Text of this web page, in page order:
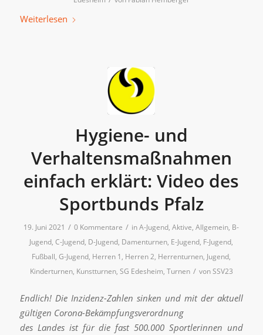
Weiterlesen
Hygiene- und
Verhaltensmaßnahmen
einfach erklärt: Video des
Sportbunds Pfalz
19. Juni 2021 / 0 Kommentare / inA-Jugend,Aktive,Allgemein, B-
Jugend,C-Jugend, D-Jugend, Damenturnen, E-Jugend, F-Jugend,
Fußball,G-Jugend, Herren 1 , Herren 2, Herrenturnen, Jugend,
Kinderturnen, Kunstturnen, SG Edesheim, Turnen / vonSSV23
Endlich! Die Inzidenz-Zahlen sinken und mit der aktuell
gültigen Corona-Bekämpfungsverordnung
des Landes ist für die fast 500.000 Sportlerinnen und